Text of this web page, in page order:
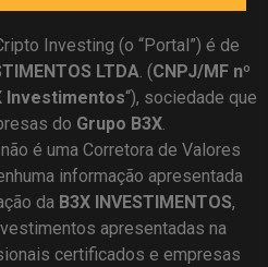
Investing (o “Portal”) é de
LTDA. (CNPJ/MF nº
Investimentos“), sociedade que
do Grupo B3X.
não é uma Corretora de Valores
informação apresentada
da B3X INVESTIMENTOS,
apresentadas na
certificados e empresas